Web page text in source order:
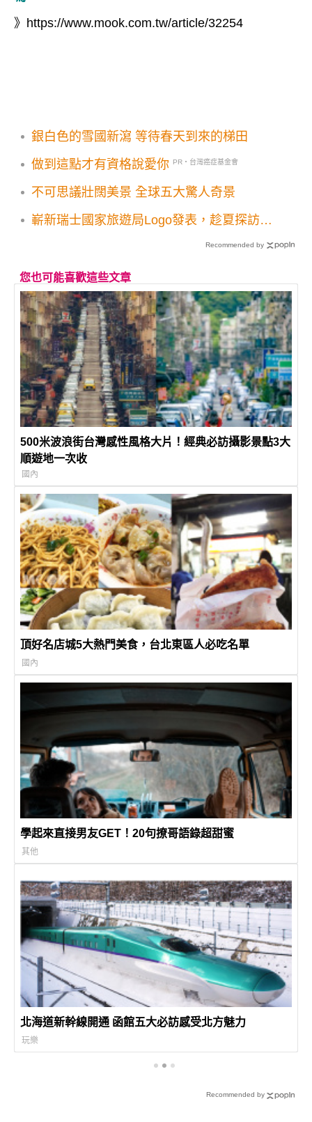
》 https://www.mook.com.tw/article/32254
銀白色的雪國新瀉 等待春天到來的梯田
做到這點才有資格說愛你 PR・台灣癌症基金會
不可思議壯闊美景 全球五大驚人奇景
嶄新瑞士國家旅遊局Logo發表，趁夏探訪瑞
Recommended by
您也可能喜歡這些文章
500米波浪街台灣感性風格大片！經典必訪攝影景點3大
順遊地一次收
國內
頂好名店城5大熱門美食，台北東區人必吃名單
國內
學起來直接男友GET！20句撩哥語錄超甜蜜
其他
北海道新幹線開通 函館五大必訪感受北方魅力
玩樂
Recommended by